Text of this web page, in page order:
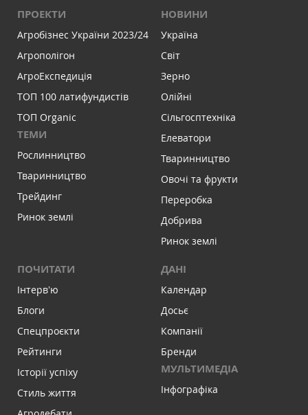
ПРОЕКТИ
Агробізнес України 2023/24
Агрополігон
АгроЕкспедиція
ТОП 100 латифундистів
ТОП Organic
ТЕМИ
Рослинництво
Тваринництво
Трейдинг
Ринок землі
НОВИНИ
Україна
Світ
Зерно
Олійні
Сільгосптехніка
Елеватори
Тваринництво
Овочі та фрукти
Переробка
Добрива
Ринок землі
ПОЧИТАТИ
Інтервʼю
Блоги
Спецпроєкти
Рейтинги
Історії успіху
Стиль життя
ДАНІ
Календар
Досьє
Компанії
Бренди
МУЛЬТИМЕДІА
Інфографіка